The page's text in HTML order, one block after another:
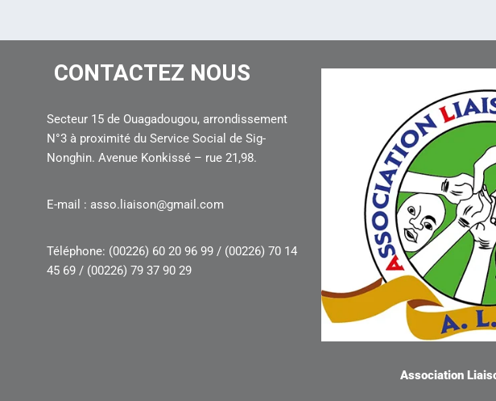
CONTACTEZ NOUS
Secteur 15 de Ouagadougou, arrondissement
N°3 à proximité du Service Social de Sig-
Nonghin. Avenue Konkissé – rue 21,98.
E-mail : asso.liaison@gmail.com
Téléphone: (00226) 60 20 96 99 / (00226) 70 14
45 69 / (00226) 79 37 90 29
Association